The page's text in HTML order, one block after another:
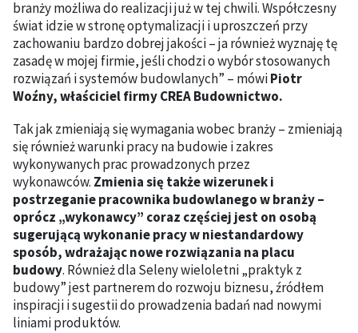
branży możliwa do realizacji już w tej chwili. Współczesny
świat idzie w stronę optymalizacji i uproszczeń przy
zachowaniu bardzo dobrej jakości – ja również wyznaję tę
zasadę w mojej firmie, jeśli chodzi o wybór stosowanych
rozwiązań i systemów budowlanych” – mówiPiotr
Woźny, właściciel firmy CREA Budownictwo.
Tak jak zmieniają się wymagania wobec branży – zmieniają
się również warunki pracy na budowie i zakres
wykonywanych prac prowadzonych przez
wykonawców. Zmienia się także wizerunek i
postrzeganie pracownika budowlanego w branży –
oprócz „wykonawcy” coraz częściej jest on osobą
sugerującą wykonanie pracy w niestandardowy
sposób, wdrażając nowe rozwiązania na placu
budowy. Również dla Seleny wieloletni „praktyk z
budowy” jest partnerem do rozwoju biznesu, źródłem
inspiracji i sugestii do prowadzenia badań nad nowymi
liniami produktów.